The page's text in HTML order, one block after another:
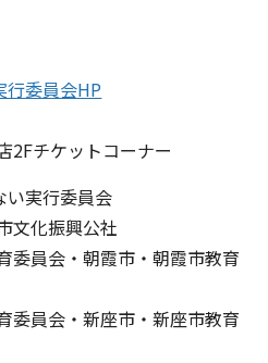
行委員会HP
2Fチケットコーナー
い実行委員会
文化振興公社
委員会・朝霞市・朝霞市教育
委員会・新座市・新座市教育